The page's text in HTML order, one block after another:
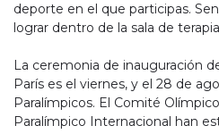
deporte en el que participas.
lograr dentro de la sala de
La ceremonia de inauguración
París es el viernes, y el 28 de
Paralímpicos. El Comité
Paralímpico Internacional han